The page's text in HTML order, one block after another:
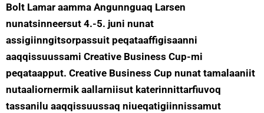
Bolt Lamar aamma Angunnguaq Larsen
nunatsinneersut 4.-5. juni nunat
assigiinngitsorpassuit peqataaffigisaanni
aaqqissuussami Creative Business Cup-mi
peqataapput. Creative Business Cup nunat tamalaaniit
nutaaliornermik aallarniisut katerinnittarfiuvoq
tassanilu aaqqissuussaq niueqatigiinnissamut